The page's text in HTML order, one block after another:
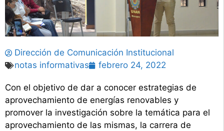
Dirección de Comunicación Institucional
notas informativas
febrero 24, 2022
Con el objetivo de dar a conocer estrategias de
aprovechamiento de energías renovables y
promover la investigación sobre la temática para el
aprovechamiento de las mismas, la carrera de